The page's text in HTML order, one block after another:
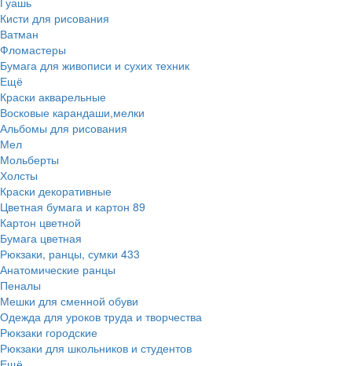
Кисти для рисования
Ватман
Фломастеры
Бумага для живописи и сухих техник
Ещё
Краски акварельные
Восковые карандаши,мелки
Альбомы для рисования
Мел
Мольберты
Холсты
Краски декоративные
Цветная бумага и картон 89
Картон цветной
Бумага цветная
Рюкзаки, ранцы, сумки 433
Анатомические ранцы
Пеналы
Мешки для сменной обуви
Одежда для уроков труда и творчества
Рюкзаки городские
Рюкзаки для школьников и студентов